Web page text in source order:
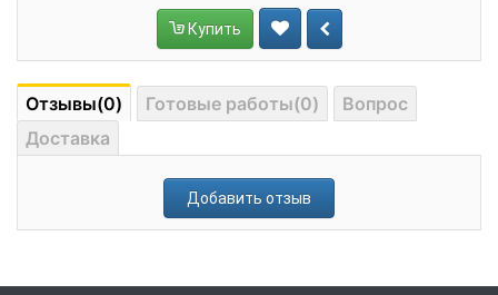
Купить
Отзывы(0) Готовые работы(0)
Вопрос
Доставка
Добавить отзыв